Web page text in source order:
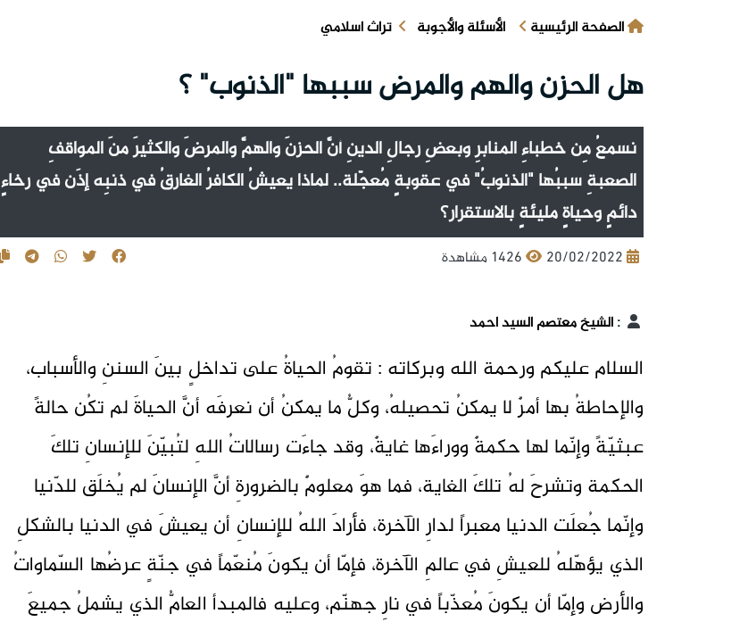
الصفحة الرئيسية الأسئلة والأجوبة تراث اسلامي
هل الحزن والهم والمرض سببها "الذنوب" ؟
نسمعُ مِن خطباءِ المنابرِ وبعضِ رجالِ الدينِ أنَّ الحزنَ والهمَّ والمرضَ والكثيرَ منَ المواقفِ
الصعبةِ سببُها "الذنوبُ" في عقوبةٍ مُعجّلة.. لماذا يعيشُ الكافرُ الغارقُ في ذنبِه إذَن في رخاءٍ
دائمٍ وحياةٍ مليئةٍ بالاستقرار؟
20/02/2022 1426 مشاهدة
:الشيخ معتصم السيد احمد
السلام عليكم ورحمة الله وبركاته : تقومُ الحياةُ على تداخلٍ بينَ السننِ والأسباب،
والإحاطةُ بها أمرٌ لا يمكنُ تحصيلهُ، وكلُّ ما يمكنُ أن نعرفَه أنَّ الحياةَ لم تكُن حالةً
عبثيّةً وإنّما لها حكمةٌ ووراءَها غايةٌ، وقد جاءَت رسالاتُ اللهِ لتُبيّنَ للإنسانِ تلكَ
الحكمة وتشرحَ لهُ تلكَ الغاية، فما هوَ معلومٌ بالضرورةِ أنَّ الإنسانَ لم يُخلَق للدّنيا
وإنّما جُعلَت الدنيا معبراً لدارِ الآخرة، فأرادَ اللهُ للإنسانِ أن يعيشَ في الدنيا بالشكلِ
الذي يؤهّلهُ للعيشِ في عالمِ الآخرة، فإمّا أن يكونَ مُنعّماً في جنّةٍ عرضُها السّماواتُ
والأرض وإمّا أن يكونَ مُعذّباً في نارِ جهنّم، وعليه فالمبدأ العامُّ الذي يشملُ جميعَ